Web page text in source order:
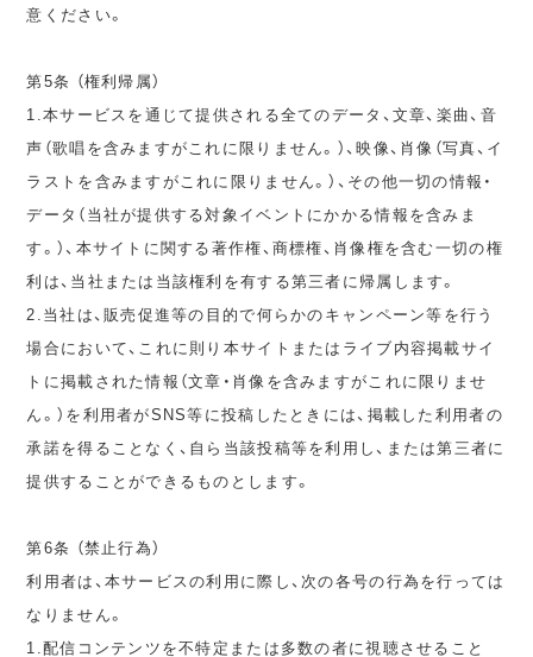
意ください。
第5条 （権利帰属）
1.本サービスを通じて提供される全てのデータ、文章、楽曲、音
声（歌唱を含みますがこれに限りません。）、映像、肖像（写真、イ
ラストを含みますがこれに限りません。）、その他一切の情報・
データ（当社が提供する対象イベントにかかる情報を含みま
す。）、本サイトに関する著作権、商標権、肖像権を含む一切の権
利は、当社または当該権利を有する第三者に帰属します。
2.当社は、販売促進等の目的で何らかのキャンペーン等を行う
場合において、これに則り本サイトまたはライブ内容掲載サイ
トに掲載された情報（文章・肖像を含みますがこれに限りませ
ん。）を利用者がSNS等に投稿したときには、掲載した利用者の
承諾を得ることなく、自ら当該投稿等を利用し、または第三者に
提供することができるものとします。
第6条 （禁止行為）
利用者は、本サービスの利用に際し、次の各号の行為を行っては
なりません。
1.配信コンテンツを不特定または多数の者に視聴させること